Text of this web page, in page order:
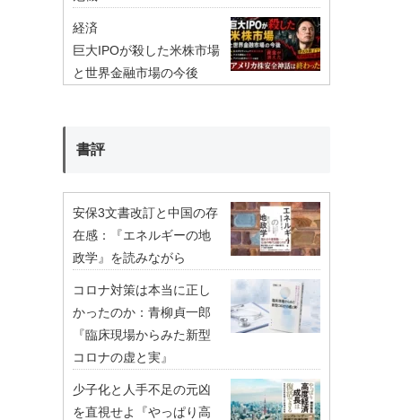
経済
巨大IPOが殺した米株市場
と世界金融市場の今後
書評
安保3文書改訂と中国の存
在感：『エネルギーの地
政学』を読みながら
コロナ対策は本当に正し
かったのか：青柳貞一郎
『臨床現場からみた新型
コロナの虚と実』
少子化と人手不足の元凶
を直視せよ『やっぱり高